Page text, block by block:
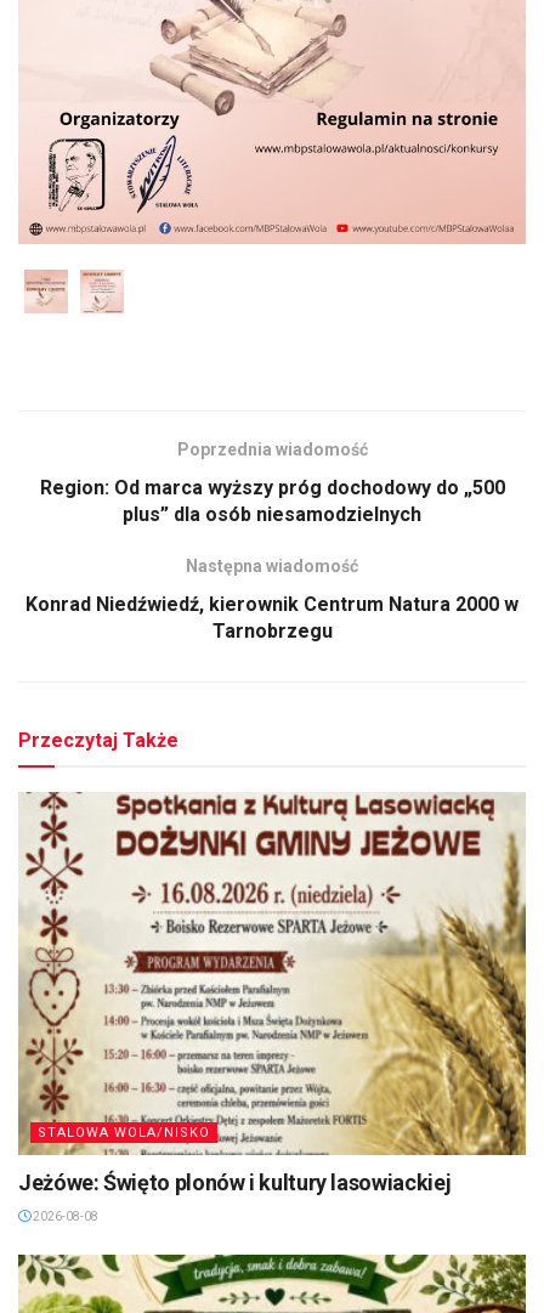
Poprzednia wiadomość
Region: Od marca wyższy próg dochodowy do „500
plus” dla osób niesamodzielnych
Następna wiadomość
Konrad Niedźwiedź, kierownik Centrum Natura 2000 w
Tarnobrzegu
Przeczytaj Także
STALOWA WOLA/NISKO
Jeżówe: Święto plonów i kultury lasowiackiej
2026-08-08